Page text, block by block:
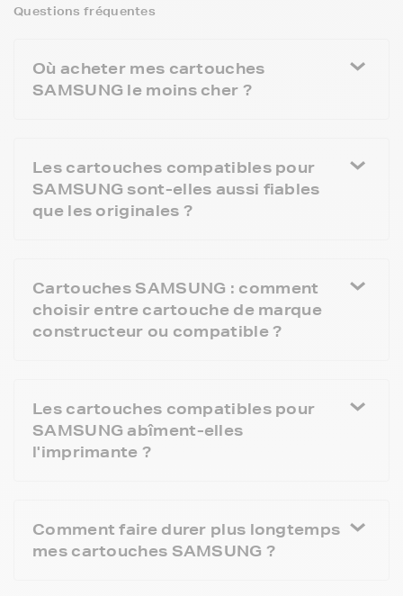
Questions fréquentes
Où acheter mes cartouches
SAMSUNG le moins cher ?
Les cartouches compatibles pour
SAMSUNG sont-elles aussi fiables
que les originales ?
Cartouches SAMSUNG : comment
choisir entre cartouche de marque
constructeur ou compatible ?
Les cartouches compatibles pour
SAMSUNG abîment-elles
l'imprimante ?
Comment faire durer plus longtemps
mes cartouches SAMSUNG ?